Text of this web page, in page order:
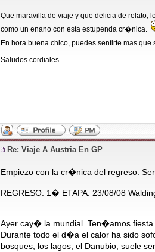
Que maravilla de viaje y que delicia de
como un enano con esta estupenda cr�nica.
En hora buena chico, puedes sentirte mas
Saludos cordiales
Re: Viaje A Austria En GP
Empiezo con la cr�nica del regreso.
REGRESO. 1� ETAPA. 23/08/08
Ayer cay� la mundial. Ten�amos
Durante todo el d�a el calor ha sido
bosques, los lagos, el Danubio, suele